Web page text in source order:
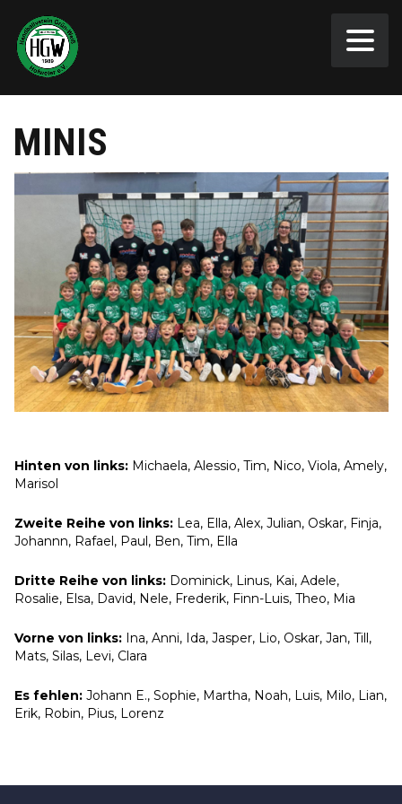
MINIS
Hinten von links: Michaela, Alessio, Tim, Nico, Viola, Amely,
Marisol
Zweite Reihe von links: Lea, Ella, Alex, Julian, Oskar, Finja,
Johannn, Rafael, Paul, Ben, Tim, Ella
Dritte Reihe von links: Dominick, Linus, Kai, Adele,
Rosalie, Elsa, David, Nele, Frederik, Finn-Luis, Theo, Mia
Vorne von links: Ina, Anni, Ida, Jasper, Lio, Oskar, Jan, Till,
Mats, Silas, Levi, Clara
Es fehlen: Johann E., Sophie, Martha, Noah, Luis, Milo, Lian,
Erik, Robin, Pius, Lorenz